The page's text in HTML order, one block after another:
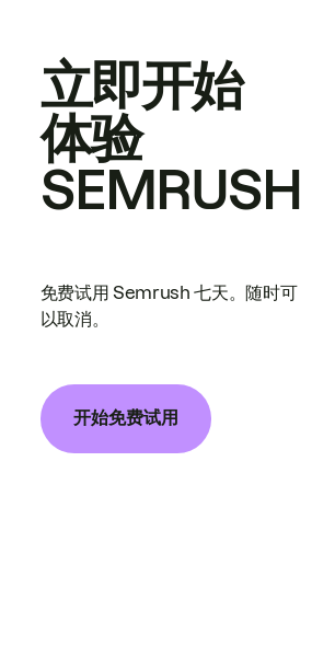
立即开始
体验
SEMRUSH
免费试用 Semrush 七天。随时可
以取消。
开始免费试用